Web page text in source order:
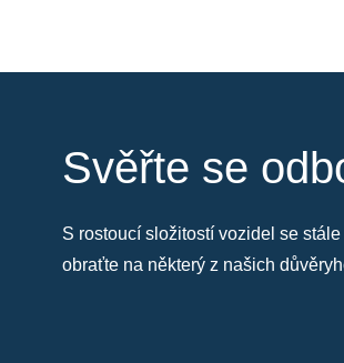
Svěřte se
S rostoucí složitostí vozidel se
obraťte na některý z našich